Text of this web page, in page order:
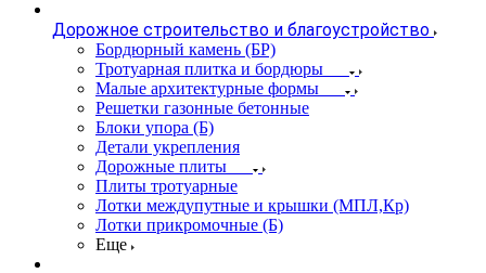
Дорожное строительство и благоустройство
Бордюрный камень (БР)
Тротуарная плитка и бордюры
Малые архитектурные формы
Решетки газонные бетонные
Блоки упора (Б)
Детали укрепления
Дорожные плиты
Плиты тротуарные
Лотки междупутные и крышки (МПЛ,Кр)
Лотки прикромочные (Б)
Еще